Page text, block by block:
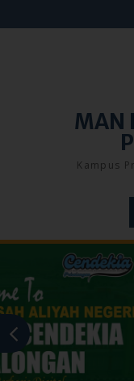
to
MAN
Kampus